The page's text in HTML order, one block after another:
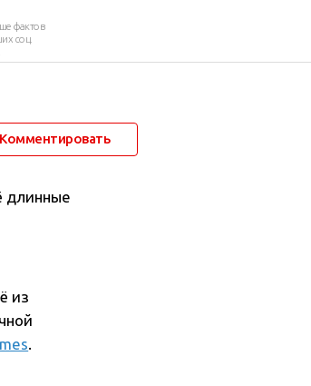
фактов
соц.
Комментировать
длинные
из
.